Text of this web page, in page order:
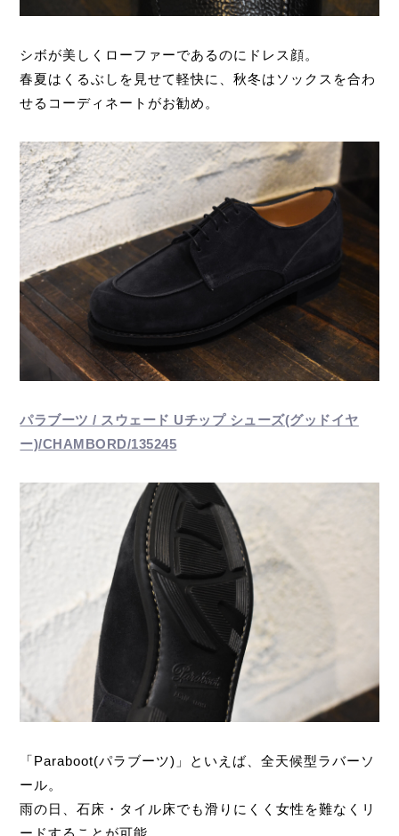
シボが美しくローファーであるのにドレス顔。
春夏はくるぶしを見せて軽快に、秋冬はソックスを合わ
せるコーディネートがお勧め。
パラブーツ / スウェード Uチップ シューズ(グッドイヤ
ー)/CHAMBORD/135245
「Paraboot(パラブーツ)」といえば、全天候型ラバーソ
ール。
雨の日、石床・タイル床でも滑りにくく女性を難なくリ
ードすることが可能。